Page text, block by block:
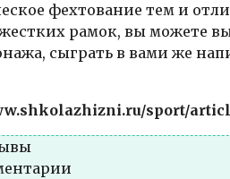
фехтование тем и
рамок, вы можете
сыграть в вами же
sport/